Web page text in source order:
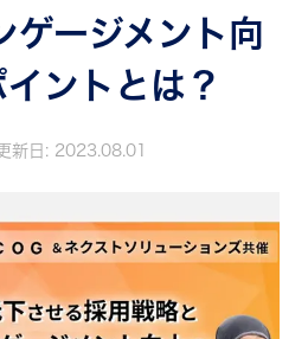
ゲージメント向
イントとは？
新日: 2023.08.01